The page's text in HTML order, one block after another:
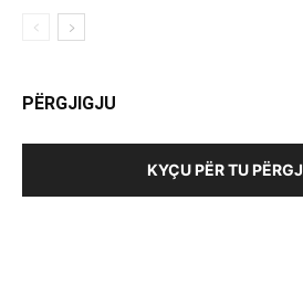
PËRGJIGJU
KYÇU PËR TU